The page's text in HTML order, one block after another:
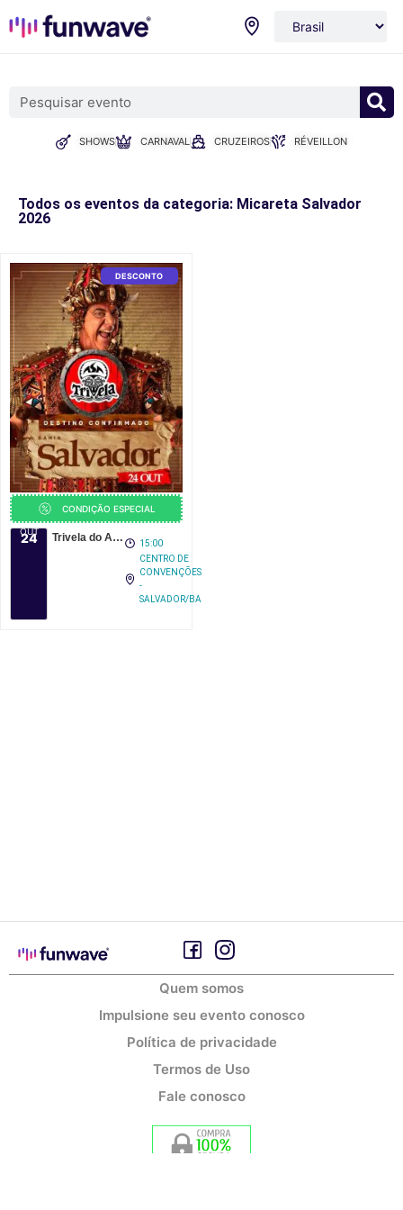
SHOWS CARNAVAL CRUZEIROS RÉVEILLON
Todos os eventos da categoria: Micareta Salvador
2026
DESCONTO
CONDIÇÃO ESPECIAL
24
OUT Trivela do Asa em Salvador 2026
15:00
CENTRO DE
CONVENÇÕES
-
SALVADOR/BA
Quem somos
Impulsione seu evento conosco
Política de privacidade
Termos de Uso
Fale conosco